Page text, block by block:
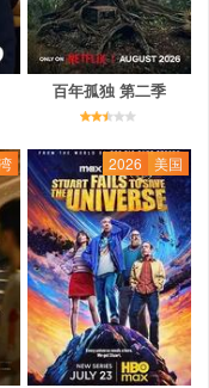
百年孤独 第二季
2026 美国